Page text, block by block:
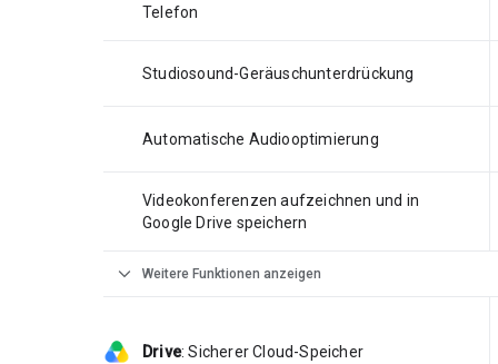
Telefon
Studiosound-Geräuschunterdrückung
Automatische Audiooptimierung
Videokonferenzen aufzeichnen und in
Google Drive speichern
expand_more Weitere Funktionen anzeigen
Drive:Sicherer Cloud-Speicher